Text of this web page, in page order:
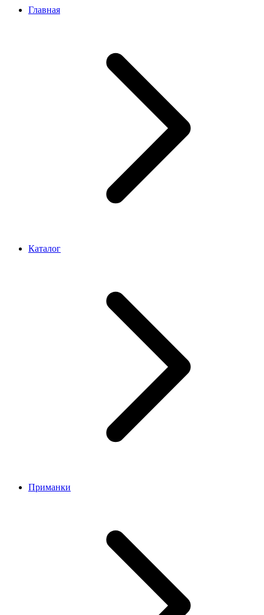
Главная
Каталог
Приманки